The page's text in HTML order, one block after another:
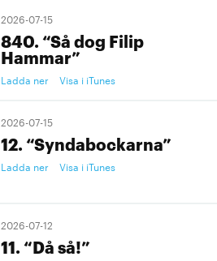
2026-07-15
840. “Så dog Filip
Hammar”
Ladda ner Visa i iTunes
2026-07-15
12. “Syndabockarna”
Ladda ner Visa i iTunes
2026-07-12
11. “Då så!”